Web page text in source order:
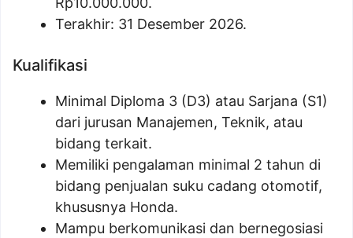
Terakhir: 31 Desember 2026.
Kualifikasi
Minimal Diploma 3 (D3) atau Sarjana (S1)
dari jurusan Manajemen, Teknik, atau
bidang terkait.
Memiliki pengalaman minimal 2 tahun di
bidang penjualan suku cadang otomotif,
khususnya Honda.
Mampu berkomunikasi dan bernegosiasi